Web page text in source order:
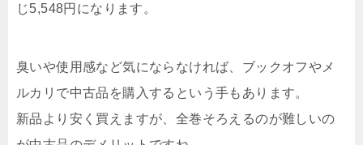
じ5,548円になります。
臭いや使用感など気にならなければ、ブックオフやメ
ルカリで中古品を購入するという手もあります。
新品より安く買えますが、全巻そろえるのが難しいの